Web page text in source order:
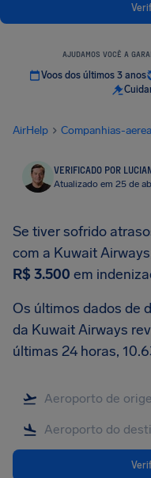
AJUDAMOS VOCÊ A
Voos dos últimos 3 anos
AirHelp Companhias-
VERIFICADO POR
Atualizado em 25 de
Se tiver sofrido
com a Kuwait
R$ 3.500 em
Os últimos dados de
da Kuwait Airways
últimas 24 horas,